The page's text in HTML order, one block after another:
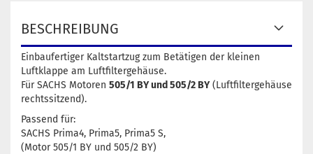
BESCHREIBUNG
Einbaufertiger Kaltstartzug zum Betätigen der kleinen
Luftklappe am Luftfiltergehäuse.
Für SACHS Motoren 505/1 BY und 505/2 BY(Luftfiltergehäuse
rechtssitzend).
Passend für:
SACHS Prima4, Prima5, Prima5 S,
(Motor 505/1 BY und 505/2 BY)